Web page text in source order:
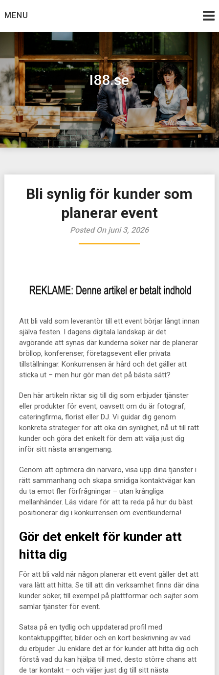
toMENU
I88.se
Bli synlig för kunder som
planerar event
Posted On juni 3, 2026
Att bli vald som leverantör till ett event börjar långt innan
själva festen. I dagens digitala landskap är det
avgörande att synas där kunderna söker när de planerar
bröllop, konferenser, företagsevent eller privata
tillställningar. Konkurrensen är hård och det gäller att
sticka ut – men hur gör man det på bästa sätt?
Den här artikeln riktar sig till dig som erbjuder tjänster
eller produkter för event, oavsett om du är fotograf,
cateringfirma, florist eller DJ. Vi guidar dig genom
konkreta strategier för att öka din synlighet, nå ut till rätt
kunder och göra det enkelt för dem att välja just dig
inför sitt nästa arrangemang.
Genom att optimera din närvaro, visa upp dina tjänster i
rätt sammanhang och skapa smidiga kontaktvägar kan
du ta emot fler förfrågningar – utan krångliga
mellanhänder. Läs vidare för att ta reda på hur du bäst
positionerar dig i konkurrensen om eventkunderna!
Gör det enkelt för kunder att
hitta dig
För att bli vald när någon planerar ett event gäller det att
vara lätt att hitta. Se till att din verksamhet finns där dina
kunder söker, till exempel på plattformar och sajter som
samlar tjänster för event.
Satsa på en tydlig och uppdaterad profil med
kontaktuppgifter, bilder och en kort beskrivning av vad
du erbjuder. Ju enklare det är för kunder att hitta dig och
förstå vad du kan hjälpa till med, desto större chans att
de tar kontakt – och väljer just dig till sitt nästa